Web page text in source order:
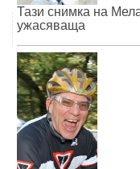
Тази снимка на
ужасяваща